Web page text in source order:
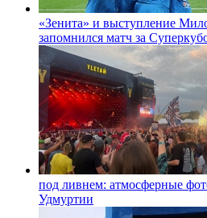
«Зенита» и выступление
запомнился матч за
под ливнем: атмосферные
Удмуртии